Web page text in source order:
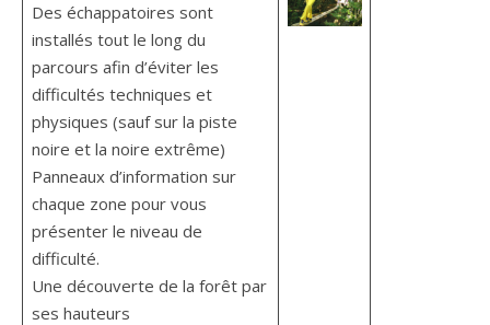
Des échappatoires sont
installés tout le long du
parcours afin d’éviter les
difficultés techniques et
physiques (sauf sur la piste
noire et la noire extrême)
Panneaux d’information sur
chaque zone pour vous
présenter le niveau de
difficulté.
Une découverte de la forêt par
ses hauteurs